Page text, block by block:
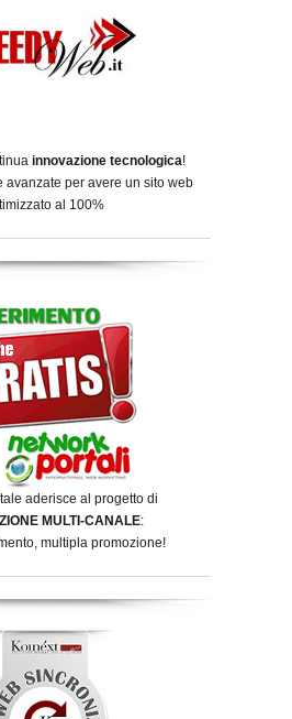
innovazione tecnologica!
avanzate per avere un sito web
al 100%
aderisce al progetto di
MULTI-CANALE:
multipla promozione!